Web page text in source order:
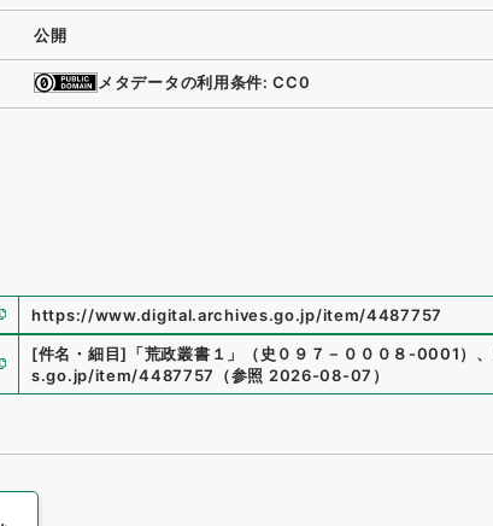
公開
メタデータの利用条件: CC0
https://www.digital.archives.go.jp/item/4487757
[件名・細目] 「荒政叢書１ 」 （史０９７－０００８-0001） 、
s.go.jp/item/4487757
（参照 2026-08-07 ）